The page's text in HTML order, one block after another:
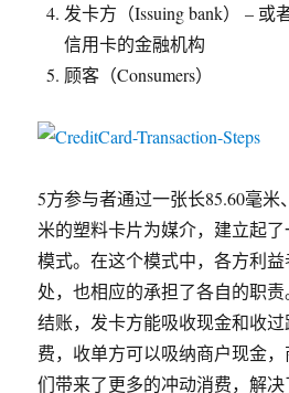
发卡方（Issuing bank） –
信用卡的金融机构
顾客（Consumers）
5方参与者通过一张长85.60毫米
米的塑料卡片为媒介，建立起
模式。在这个模式中，各方利
处，也相应的承担了各自的职
结账，发卡方能吸收现金和收
费，收单方可以吸纳商户现金
们带来了更多的冲动消费，解